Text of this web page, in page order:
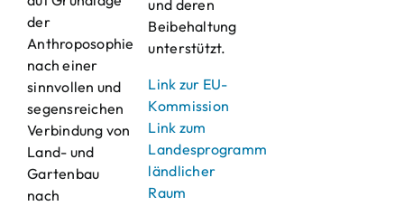
der
Anthroposophie
nach einer
sinnvollen und
segensreichen
Verbindung von
Land- und
Gartenbau
nach
und deren
Beibehaltung
unterstützt.
Link zur EU-
Kommission
Link zum
Landesprogramm
ländlicher
Raum